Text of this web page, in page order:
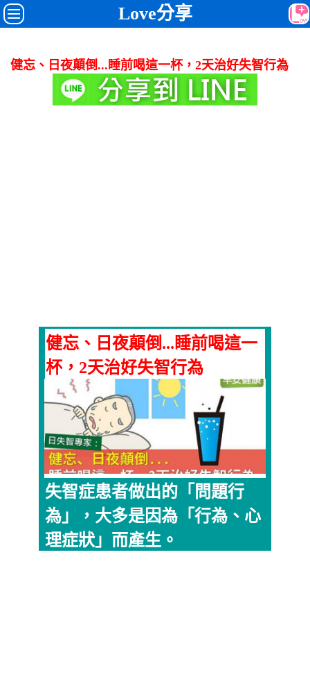
Love分享
健忘、日夜顛倒...睡前喝這一杯，2天治好失智行為
健忘、日夜顛倒...睡前喝這一
杯，2天治好失智行為
失智症患者做出的「問題行
為」，大多是因為「行為、心
理症狀」而產生。